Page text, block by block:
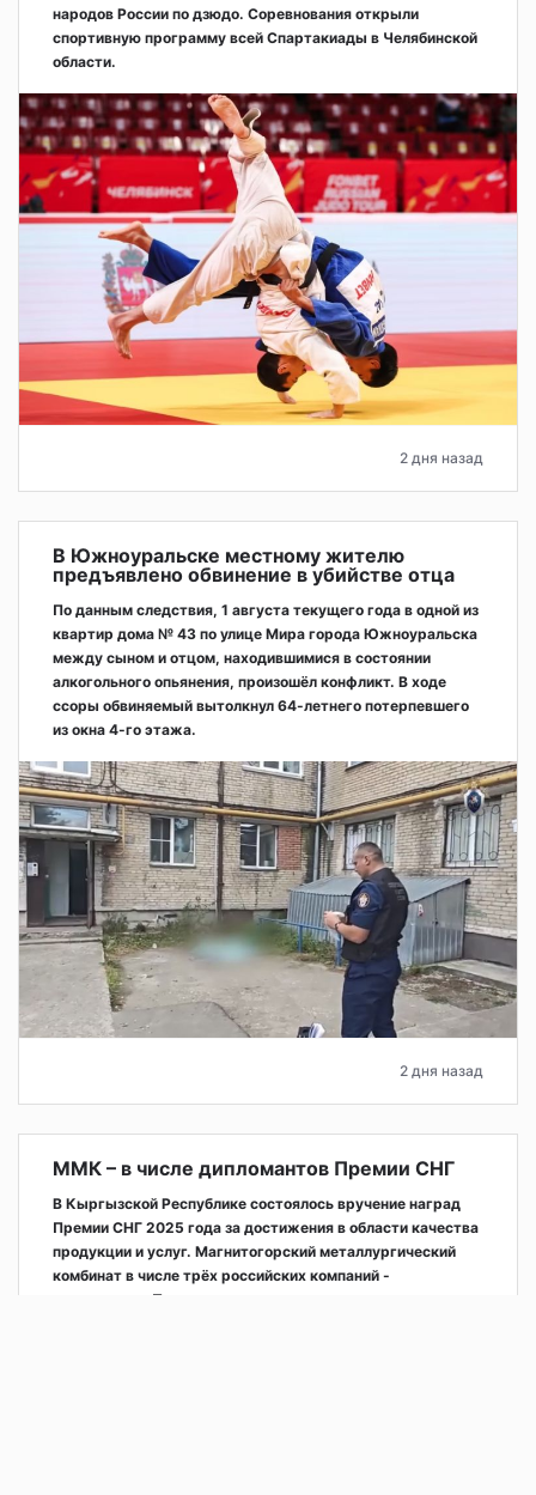
народов России по дзюдо. Соревнования открыли
спортивную программу всей Спартакиады в Челябинской
области.
2 дня назад
В Южноуральске местному жителю
предъявлено обвинение в убийстве отца
По данным следствия, 1 августа текущего года в одной из
квартир дома № 43 по улице Мира города Южноуральска
между сыном и отцом, находившимися в состоянии
алкогольного опьянения, произошёл конфликт. В ходе
ссоры обвиняемый вытолкнул 64-летнего потерпевшего
из окна 4-го этажа.
2 дня назад
ММК – в числе дипломантов Премии СНГ
В Кыргызской Республике состоялось вручение наград
Премии СНГ 2025 года за достижения в области качества
продукции и услуг. Магнитогорский металлургический
комбинат в числе трёх российских компаний -
дипломантов Премии.